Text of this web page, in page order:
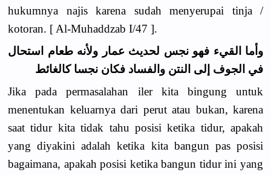
hukumnya najis karena sudah menyerupai tinja /
kotoran. [ Al-Muhaddzab I/47 ].
وأما القيء فهو نجس لحديث عمار ولأنه طعام استحال
في الجوف إلى النتن والفساد فكان نجسا كالغائط
Jika pada permasalahan iler kita bingung untuk
menentukan keluarnya dari perut atau bukan, karena
saat tidur kita tidak tahu posisi ketika tidur, apakah
yang diyakini adalah ketika kita bangun pas posisi
bagaimana, apakah posisi ketika bangun tidur ini yang